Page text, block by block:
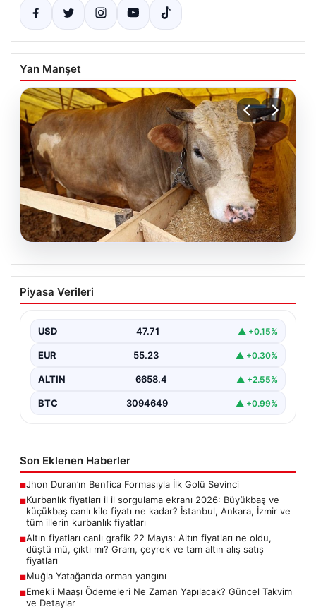
Yan Manşet
06.08.2026
Kurbanlık fiyatları il il sorgulama ekranı
2026: Büyükbaş ve küçükbaş canlı kilo
ve tüm illerin kurbanlık fiyatları
Piyasa Verileri
USD 47.71 ▲ +0.15%
EUR 55.23 ▲ +0.30%
ALTIN 6658.4 ▲ +2.55%
BTC 3094649 ▲ +0.99%
Son Eklenen Haberler
■Jhon Duran’ın Benfica Formasıyla İlk Golü Sevinci
■Kurbanlık fiyatları il il sorgulama ekranı 2026: Büyükbaş ve
küçükbaş canlı kilo fiyatı ne kadar? İstanbul, Ankara, İzmir ve
tüm illerin kurbanlık fiyatları
■Altın fiyatları canlı grafik 22 Mayıs: Altın fiyatları ne oldu,
düştü mü, çıktı mı? Gram, çeyrek ve tam altın alış satış
fiyatları
■Muğla Yatağan’da orman yangını
■Emekli Maaşı Ödemeleri Ne Zaman Yapılacak? Güncel Takvim
ve Detaylar